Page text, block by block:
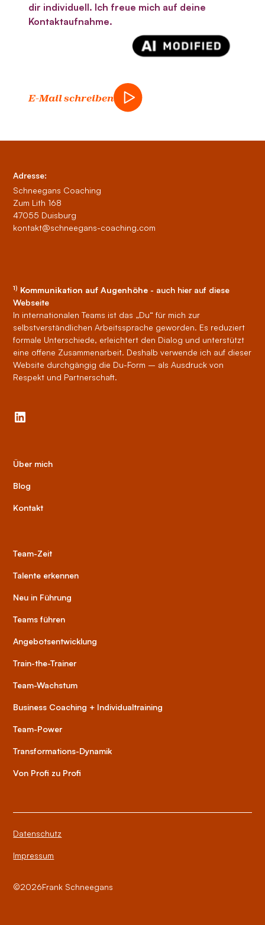
dir individuell. Ich freue mich auf deine
Kontaktaufnahme.
E-Mail schreiben
Adresse:
Schneegans Coaching
Zum Lith 168
47055 Duisburg
kontakt@schneegans-coaching.com
1) Kommunikation auf Augenhöhe - auch hier auf diese
Webseite
In internationalen Teams ist das „Du“ für mich zur
selbstverständlichen Arbeitssprache geworden. Es reduziert
formale Unterschiede, erleichtert den Dialog und unterstützt
eine offene Zusammenarbeit. Deshalb verwende ich auf dieser
Website durchgängig die Du-Form – als Ausdruck von
Respekt und Partnerschaft.
Über mich
Blog
Kontakt
Team-Zeit
Talente erkennen
Neu in Führung
Teams führen
Angebotsentwicklung
Train-the-Trainer
Team-Wachstum
Business Coaching + Individualtraining
Team-Power
Transformations-Dynamik
Von Profi zu Profi
©2026Frank Schneegans
Datenschutz
Impressum